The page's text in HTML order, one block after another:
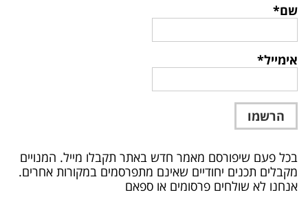
שם*
אימייל*
בכל פעם שיפורסם מאמר חדש באתר תקבלו מייל. המנויים
מקבלים תכנים יחודיים שאינם מתפרסמים במקורות אחרים.
אנחנו לא שולחים פרסומים או ספאם